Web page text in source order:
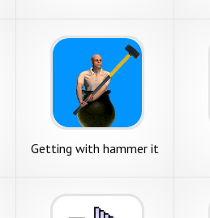
Getting with hammer it